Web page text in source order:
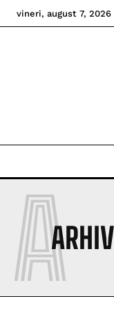
vineri, august 7, 2026
A